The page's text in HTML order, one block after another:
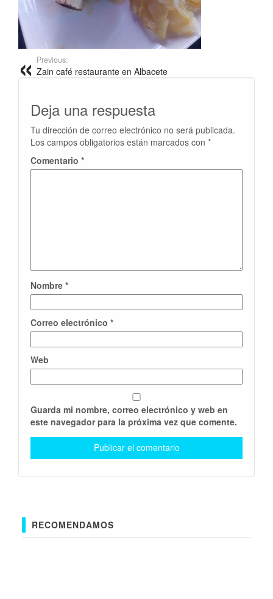
Previous:
Zain café restaurante en Albacete
Deja una respuesta
Tu dirección de correo electrónico no será publicada.
Los campos obligatorios están marcados con *
Comentario *
Nombre *
Correo electrónico *
Web
Guarda mi nombre, correo electrónico y web en
este navegador para la próxima vez que comente.
RECOMENDAMOS